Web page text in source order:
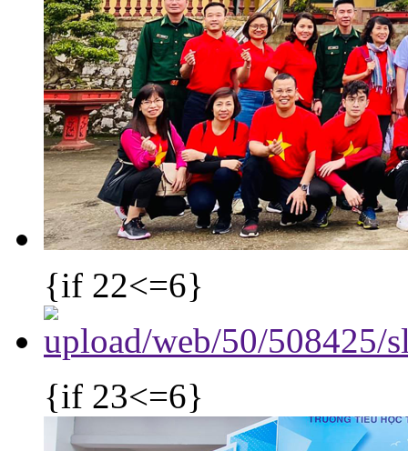
{if 22<=6}
{if 23<=6}